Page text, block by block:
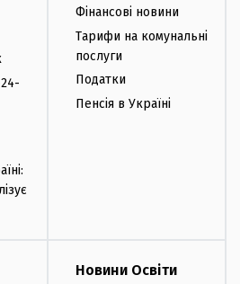
Фінансові новини
Тарифи на комунальні
послуги
Податки
Пенсія в Україні
Новини Освіти